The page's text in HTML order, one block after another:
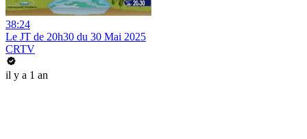
38:24
Le JT de 20h30 du 30 Mai 2025
CRTV
il y a 1 an